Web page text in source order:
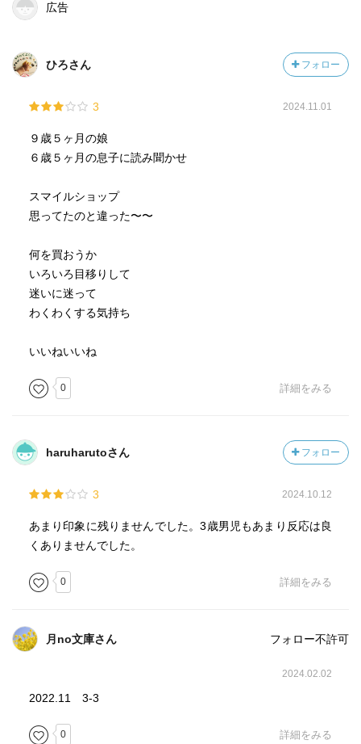
広告
ひろさん フォロー
3 2024.11.01
９歳５ヶ月の娘
６歳５ヶ月の息子に読み聞かせ
スマイルショップ
思ってたのと違った〜〜
何を買おうか
いろいろ目移りして
迷いに迷って
わくわくする気持ち
いいねいいね
0 詳細をみる
haruharutoさん フォロー
3 2024.10.12
あまり印象に残りませんでした。3歳男児もあまり反応は良
くありませんでした。
0 詳細をみる
月no文庫さん フォロー不許可
2024.02.02
2022.11 3-3
0 詳細をみる